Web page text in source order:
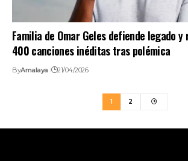
Familia de Omar Geles defiende legado y
400 canciones inéditas tras polémica
ByAmalaya 21/04/2026
1 2